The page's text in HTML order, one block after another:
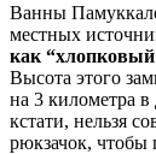
Ванны
местных
как
Высота этого
на 3 километра
кстати, нельзя
рюкзачок, чтобы